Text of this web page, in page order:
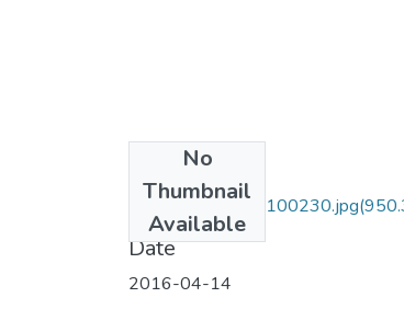
No
Thumbnail
Available
IMG_20160930_100230.jpg
Date
2016-04-14